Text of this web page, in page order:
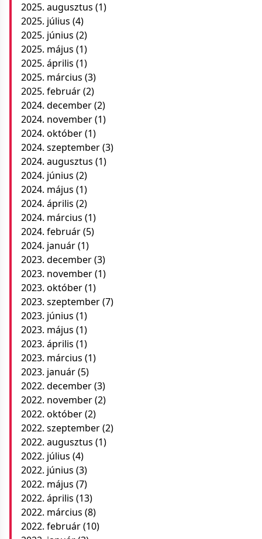
2025. augusztus (1)
2025. július (4)
2025. június (2)
2025. május (1)
2025. április (1)
2025. március (3)
2025. február(2)
2024. december(2)
2024. november(1)
2024. október(1)
2024. szeptember(3)
2024. augusztus (1)
2024. június (2)
2024. május (1)
2024. április (2)
2024. március (1)
2024. február(5)
2024. január(1)
2023. december(3)
2023. november(1)
2023. október(1)
2023. szeptember(7)
2023. június (1)
2023. május (1)
2023. április (1)
2023. március (1)
2023. január(5)
2022. december(3)
2022. november(2)
2022. október(2)
2022. szeptember(2)
2022. augusztus (1)
2022. július (4)
2022. június (3)
2022. május (7)
2022. április (13)
2022. március (8)
2022. február(10)